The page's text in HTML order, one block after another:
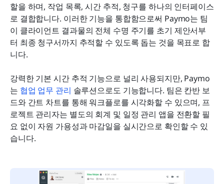
할을 하며, 작업 목록, 시간 추적, 청구를 하나의 인터페이스
로 결합합니다. 이러한 기능을 통합함으로써 Paymo는 팀
이 클라이언트 결과물의 전체 수명 주기를 초기 제안서부
터 최종 청구서까지 추적할 수 있도록 돕는 것을 목표로 합
니다.
강력한 기본 시간 추적 기능으로 널리 사용되지만, Paymo
는 협업 업무 관리 솔루션으로도 기능합니다. 팀은 칸반 보
드와 간트 차트를 통해 워크플로를 시각화할 수 있으며, 프
로젝트 관리자는 별도의 회계 및 일정 관리 앱을 전환할 필
요 없이 자원 가용성과 마감일을 실시간으로 확인할 수 있
습니다.